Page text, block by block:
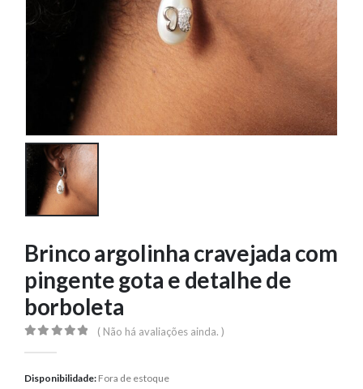
Brinco argolinha cravejada com
pingente gota e detalhe de
borboleta
( Não há avaliações ainda. )
Disponibilidade: Fora de estoque